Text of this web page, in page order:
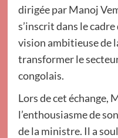
dirigée par Manoj
s’inscrit dans le
vision ambitieuse de
transformer le
congolais.
Lors de cet échange,
l’enthousiasme de
de la ministre. Il a